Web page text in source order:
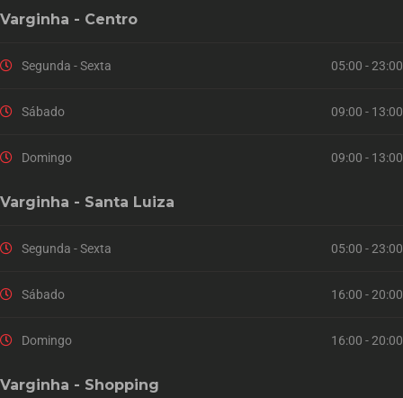
Varginha - Centro
Segunda - Sexta 05:00 - 23:00
Sábado 09:00 - 13:00
Domingo 09:00 - 13:00
Varginha - Santa Luiza
Segunda - Sexta 05:00 - 23:00
Sábado 16:00 - 20:00
Domingo 16:00 - 20:00
Varginha - Shopping